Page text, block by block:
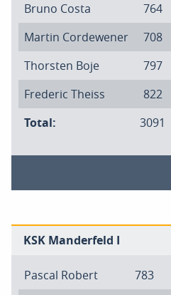
Bruno Costa 764
Martin Cordewener
708
Thorsten Boje
797
Frederic Theiss
822
Total:
3091
KSK Manderfeld I
Pascal Robert 783